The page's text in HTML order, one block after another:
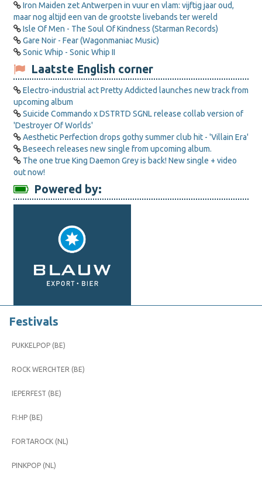
Iron Maiden zet Antwerpen in vuur en vlam: vijftig jaar oud,
maar nog altijd een van de grootste livebands ter wereld
Isle Of Men - The Soul Of Kindness (Starman Records)
Gare Noir - Fear (Wagonmaniac Music)
Sonic Whip - Sonic Whip II
Laatste English corner
Electro-industrial act Pretty Addicted launches new track from
upcoming album
Suicide Commando x DSTRTD SGNL release collab version of
'Destroyer Of Worlds'
Aesthetic Perfection drops gothy summer club hit - 'Villain Era'
Beseech releases new single from upcoming album.
The one true King Daemon Grey is back! New single + video
out now!
Powered by:
Festivals
PUKKELPOP (BE)
ROCK WERCHTER (BE)
IEPERFEST (BE)
FI:HP (BE)
FORTAROCK (NL)
PINKPOP (NL)